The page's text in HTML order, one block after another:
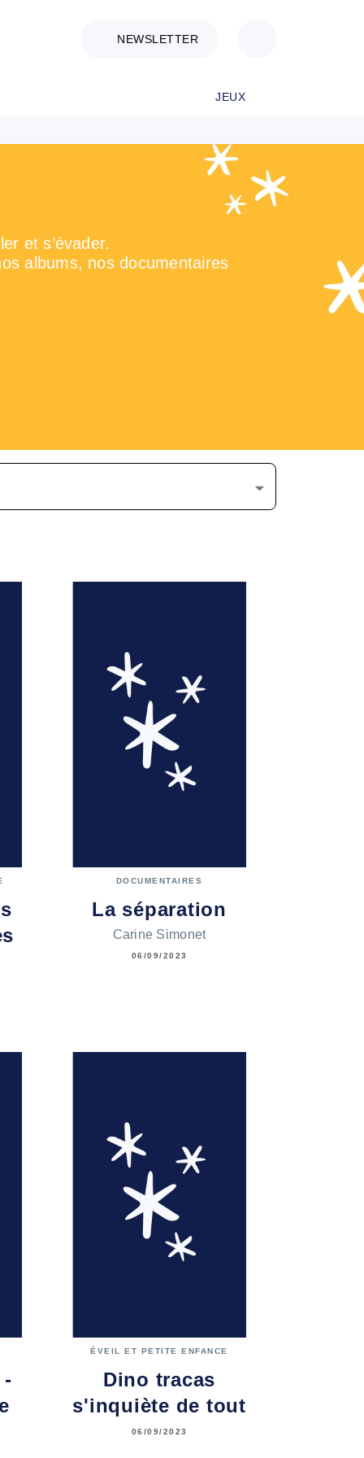
NEWSLETTER
JEUX
et s’évader.
albums, nos documentaires
DOCUMENTAIRES
La séparation
Carine Simonet
06/09/2023
ÉVEIL ET PETITE ENFANCE
Dino tracas
s'inquiète de tout
06/09/2023